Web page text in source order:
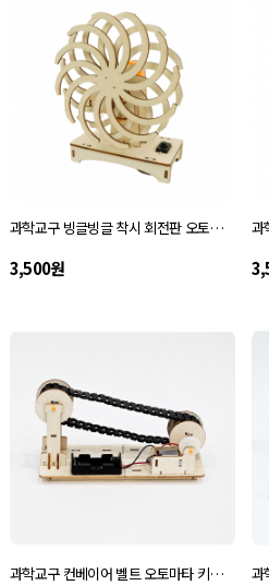
과학교구 빙글빙글 착시 회전판 오토마타 키트 자체설명서
3,500원
과학교구 컨베이어 벨트 오토마타 키트 자체설명서